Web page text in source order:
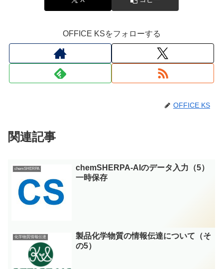
OFFICE KSをフォローする
OFFICE KS
関連記事
chemSHERPA
chemSHERPA-AIのデータ入力（5）
一時保存
化学物質情報伝達
製品化学物質の情報伝達について（そ
の5）